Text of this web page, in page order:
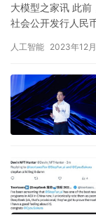
大模型之家讯 此前
社会公开发行人民
人工智能 2023年12